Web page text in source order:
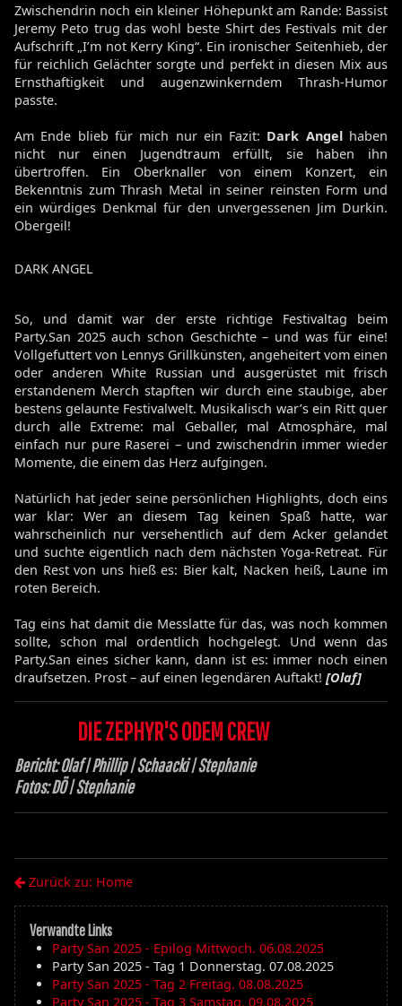
Zwischendrin noch ein kleiner Höhepunkt am Rande: Bassist
Jeremy Peto trug das wohl beste Shirt des Festivals mit der
Aufschrift „I’m not Kerry King“. Ein ironischer Seitenhieb, der
für reichlich Gelächter sorgte und perfekt in diesen Mix aus
Ernsthaftigkeit und augenzwinkerndem Thrash-Humor
passte.
Am Ende blieb für mich nur ein Fazit: Dark Angelhaben
nicht nur einen Jugendtraum erfüllt, sie haben ihn
übertroffen. Ein Oberknaller von einem Konzert, ein
Bekenntnis zum Thrash Metal in seiner reinsten Form und
ein würdiges Denkmal für den unvergessenen Jim Durkin.
Obergeil!
DARK ANGEL
So, und damit war der erste richtige Festivaltag beim
Party.San 2025 auch schon Geschichte – und was für eine!
Vollgefuttert von Lennys Grillkünsten, angeheitert vom einen
oder anderen White Russian und ausgerüstet mit frisch
erstandenem Merch stapften wir durch eine staubige, aber
bestens gelaunte Festivalwelt. Musikalisch war’s ein Ritt quer
durch alle Extreme: mal Geballer, mal Atmosphäre, mal
einfach nur pure Raserei – und zwischendrin immer wieder
Momente, die einem das Herz aufgingen.
Natürlich hat jeder seine persönlichen Highlights, doch eins
war klar: Wer an diesem Tag keinen Spaß hatte, war
wahrscheinlich nur versehentlich auf dem Acker gelandet
und suchte eigentlich nach dem nächsten Yoga-Retreat. Für
den Rest von uns hieß es: Bier kalt, Nacken heiß, Laune im
roten Bereich.
Tag eins hat damit die Messlatte für das, was noch kommen
sollte, schon mal ordentlich hochgelegt. Und wenn das
Party.San eines sicher kann, dann ist es: immer noch einen
draufsetzen. Prost – auf einen legendären Auftakt! [Olaf]
DIE ZEPHYR'S ODEM CREW
Bericht: Olaf | Phillip | Schaacki | Stephanie
Fotos: DÖ | Stephanie
Zurück zu: Home
Verwandte Links
Party San 2025 - Epilog Mittwoch. 06.08.2025
Party San 2025 - Tag 1 Donnerstag. 07.08.2025
Party San 2025 - Tag 2 Freitag. 08.08.2025
Party San 2025 - Tag 3 Samstag. 09.08.2025